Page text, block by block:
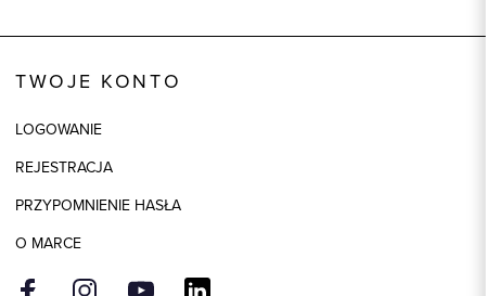
Skład tkaniny
Model
TWOJE KONTO
LOGOWANIE
REJESTRACJA
PRZYPOMNIENIE HASŁA
O MARCE